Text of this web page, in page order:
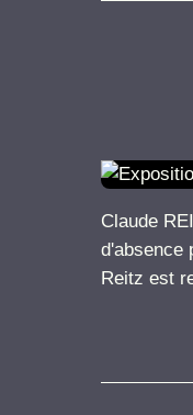
Claude
d'absence
Reitz est